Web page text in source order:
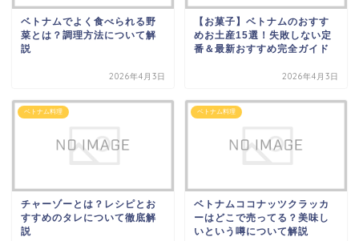
ベトナムでよく食べられる野
菜とは？調理方法について解
説
2026年4月3日
【お菓子】ベトナムのおすす
めお土産15選！失敗しない定
番＆最新おすすめ完全ガイド
2026年4月3日
ベトナム料理
チャーゾーとは？レシピとお
すすめのタレについて徹底解
説
ベトナム料理
ベトナムココナッツクラッカ
ーはどこで売ってる？美味し
いという噂について解説